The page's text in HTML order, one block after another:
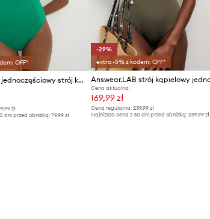
OFF*
Answear.LAB jednoczęściowy strój kąpielowy
zł
dni przed obniżką: 79,99 zł
-29%
extra -5% z kodem: OFF*
Cena aktualna:
169,99 zł
Cena regularna: 239,99 zł
Najniższa cena z 30 dni przed obniżką: 239,99 zł